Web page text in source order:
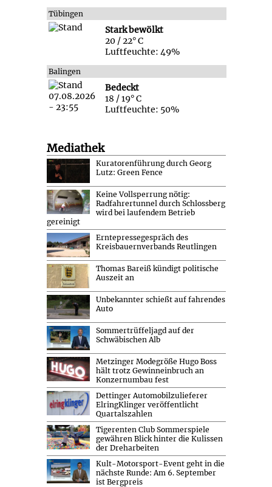
Tübingen
Stark bewölkt
20 / 22° C
Luftfeuchte: 49%
Balingen
Bedeckt
18 / 19° C
Luftfeuchte: 50%
Mediathek
Kuratorenführung durch Georg
Lutz: Green Fence
Keine Vollsperrung nötig:
Radfahrertunnel durch Schlossberg
wird bei laufendem Betrieb
gereinigt
Erntepressegespräch des
Kreisbauernverbands Reutlingen
Thomas Bareiß kündigt politische
Auszeit an
Unbekannter schießt auf fahrendes
Auto
Sommertrüffeljagd auf der
Schwäbischen Alb
Metzinger Modegröße Hugo Boss
hält trotz Gewinneinbruch an
Konzernumbau fest
Dettinger Automobilzulieferer
ElringKlinger veröffentlicht
Quartalszahlen
Tigerenten Club Sommerspiele
gewähren Blick hinter die Kulissen
der Dreharbeiten
Kult-Motorsport-Event geht in die
nächste Runde: Am 6. September
ist Bergpreis